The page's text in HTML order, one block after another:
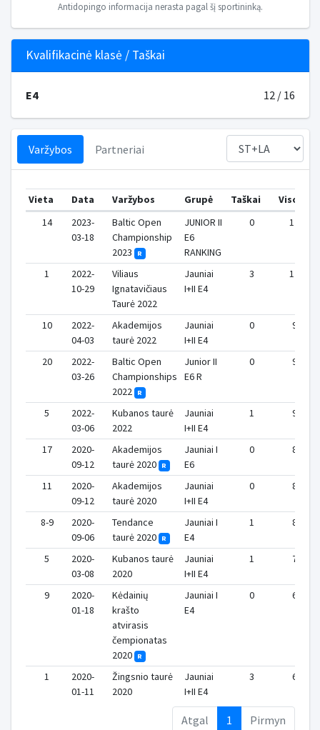
Antidopingo informacija nerasta pagal šį sportininką.
Kvalifikacinė klasė / Taškai
E4 12 / 16
Varžybos Partneriai
Vieta Data Varžybos Grupė Taškai Viso
14
2023-
03-18
Baltic Open
Championship
2023 R
JUNIOR II
E6
RANKING
0 12
1
2022-
10-29
Viliaus
Ignatavičiaus
Taurė 2022
Jauniai
I+II E4
3 12
10
2022-
04-03
Akademijos
taurė 2022
Jauniai
I+II E4
0 9
20
2022-
03-26
Baltic Open
Championships
2022 R
Junior II
E6 R
0 9
5
2022-
03-06
Kubanos taurė
2022
Jauniai
I+II E4
1 9
17
2020-
09-12
Akademijos
taurė 2020 R
Jauniai I
E6
0 8
11
2020-
09-12
Akademijos
taurė 2020
Jauniai
I+II E4
0 8
8-9
2020-
09-06
Tendance
taurė 2020 R
Jauniai I
E4
1 8
5
2020-
03-08
Kubanos taurė
2020
Jauniai
I+II E4
1 7
9
2020-
01-18
Kėdainių
krašto
atvirasis
čempionatas
2020 R
Jauniai I
E4
0 6
1
2020-
01-11
Žingsnio taurė
2020
Jauniai
I+II E4
3 6
Atgal 1 Pirmyn